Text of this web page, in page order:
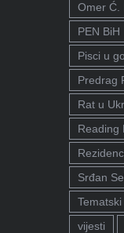
Omer Ć.
PEN BiH
Pisci u
Predrag
Rat u
Reading
Srđan
vijesti